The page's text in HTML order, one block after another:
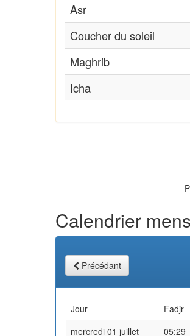
Asr
Coucher du soleil
Maghrib
Icha
Calendrier
Précédant
Jour Fadjr
mercredi 01 juillet
05:29